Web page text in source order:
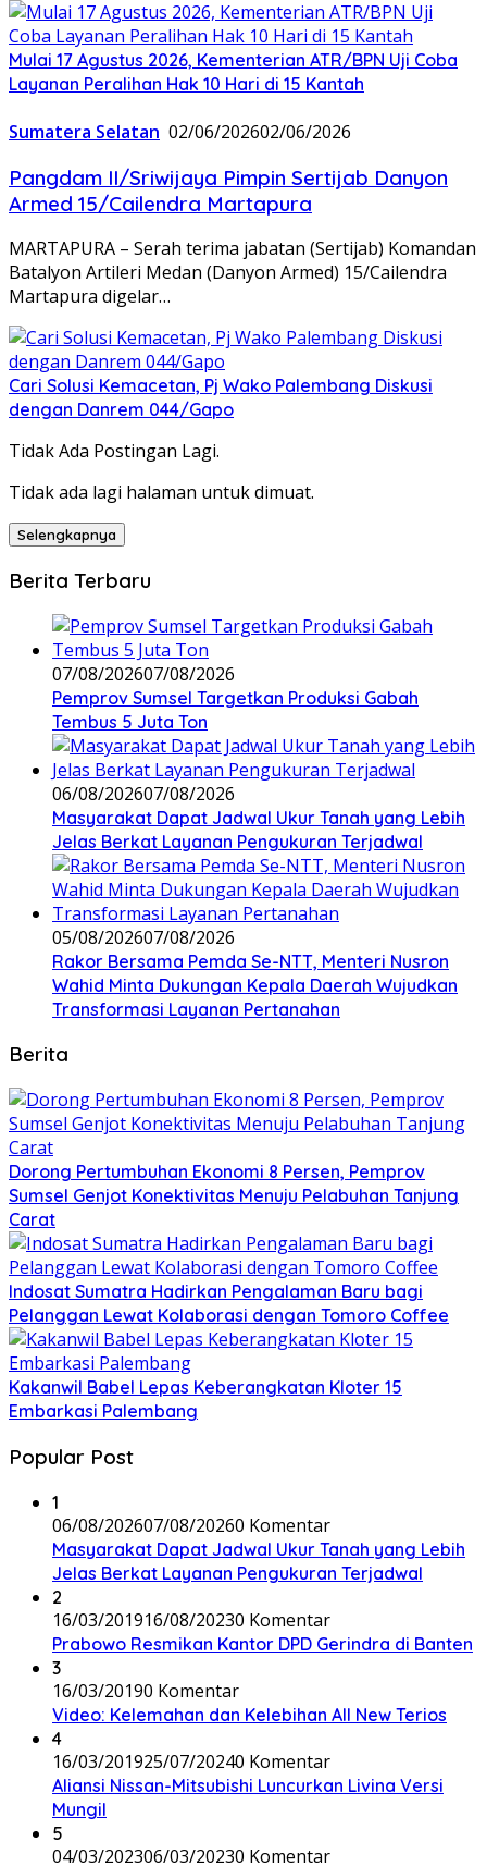
Mulai 17 Agustus 2026, Kementerian ATR/BPN Uji Coba
Layanan Peralihan Hak 10 Hari di 15 Kantah
Sumatera Selatan 02/06/202602/06/2026
Pangdam II/Sriwijaya Pimpin Sertijab Danyon
Armed 15/Cailendra Martapura
MARTAPURA – Serah terima jabatan (Sertijab) Komandan
Batalyon Artileri Medan (Danyon Armed) 15/Cailendra
Martapura digelar…
Cari Solusi Kemacetan, Pj Wako Palembang Diskusi
dengan Danrem 044/Gapo
Tidak Ada Postingan Lagi.
Tidak ada lagi halaman untuk dimuat.
Selengkapnya
Berita Terbaru
07/08/202607/08/2026
Pemprov Sumsel Targetkan Produksi Gabah
Tembus 5 Juta Ton
06/08/202607/08/2026
Masyarakat Dapat Jadwal Ukur Tanah yang Lebih
Jelas Berkat Layanan Pengukuran Terjadwal
05/08/202607/08/2026
Rakor Bersama Pemda Se-NTT, Menteri Nusron
Wahid Minta Dukungan Kepala Daerah Wujudkan
Transformasi Layanan Pertanahan
Berita
Dorong Pertumbuhan Ekonomi 8 Persen, Pemprov
Sumsel Genjot Konektivitas Menuju Pelabuhan Tanjung
Carat
Indosat Sumatra Hadirkan Pengalaman Baru bagi
Pelanggan Lewat Kolaborasi dengan Tomoro Coffee
Kakanwil Babel Lepas Keberangkatan Kloter 15
Embarkasi Palembang
Popular Post
1
06/08/202607/08/20260 Komentar
Masyarakat Dapat Jadwal Ukur Tanah yang Lebih
Jelas Berkat Layanan Pengukuran Terjadwal
2
16/03/201916/08/20230 Komentar
Prabowo Resmikan Kantor DPD Gerindra di Banten
3
16/03/20190 Komentar
Video: Kelemahan dan Kelebihan All New Terios
4
16/03/201925/07/20240 Komentar
Aliansi Nissan-Mitsubishi Luncurkan Livina Versi
Mungil
5
04/03/202306/03/20230 Komentar